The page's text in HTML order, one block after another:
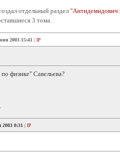
отдельный раздел "Антидемидович:
3 тома.
2003 15:41 | IP
физике" Савельева?
2003 8:31 | IP